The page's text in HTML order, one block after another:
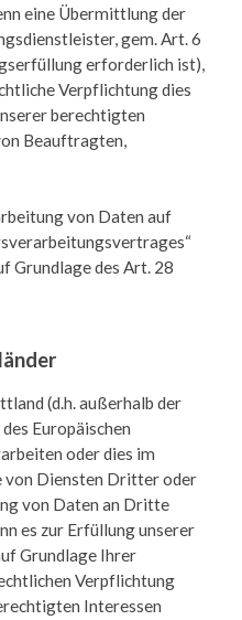
eine Übermittlung der
gem. Art. 6
erforderlich ist),
Verpflichtung dies
berechtigten
Beauftragten,
von Daten auf
Grundlage des Art. 28
(d.h. außerhalb der
Europäischen
oder dies im
von Diensten Dritter oder
von Daten an Dritte
es zur Erfüllung unserer
Grundlage Ihrer
Verpflichtung
Interessen